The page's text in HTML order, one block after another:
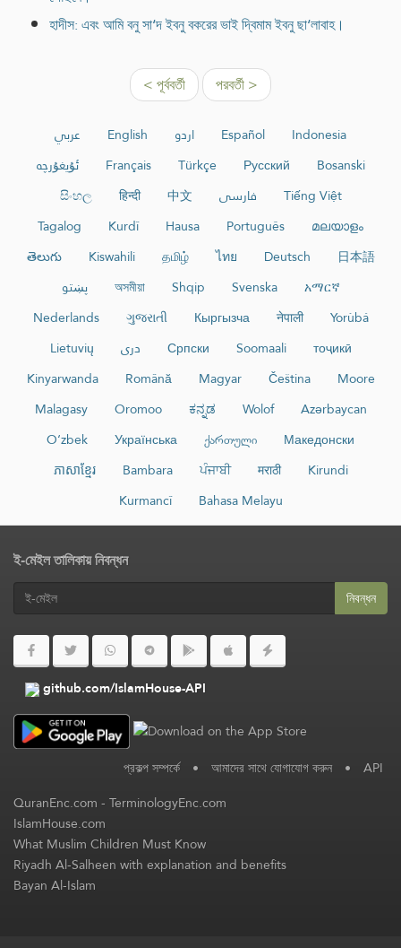
হাদীস: এবং আমি বনু সা‘দ ইবনু বকরের ভাই দ্বিমাম ইবনু ছা‘লাবাহ।
< পূর্ববর্তী পরবর্তী >
عربي English اردو Español
Indonesia
ئۇيغۇرچە
Français Türkçe Русский
Bosanski
සිංහල
हिन्दी 中文 فارسی
Tiếng Việt
Tagalog
Kurdî Hausa Português
മലയാളം
తెలుగు
Kiswahili தமிழ் ไทย Deutsch
日本語
پښتو
অসমীয়া Shqip Svenska
አማርኛ
Nederlands
ગુજરાતી Кыргызча नेपाली
Yorùbá
Lietuvių
دری Српски Soomaali
тоҷикӣ
Kinyarwanda
Română Magyar Čeština
Moore
Malagasy
Oromoo ಕನ್ನಡ Wolof
Azərbaycan
O‘zbek
Українська ქართული
Македонски
ភាសាខ្មែរ
Bambara ਪੰਜਾਬੀ मराठी
Kirundi
Kurmancî
Bahasa Melayu
ই-মেইল তালিকায় নিবন্ধন
নিবন্ধন
github.com/IslamHouse-API
প্রকল্প সম্পর্কে • আমাদের সাথে যোগাযোগ করুন • API
QuranEnc.com-TerminologyEnc.com
IslamHouse.com
What Muslim Children Must Know
Riyadh Al-Salheen with explanation and benefits
Bayan Al-Islam